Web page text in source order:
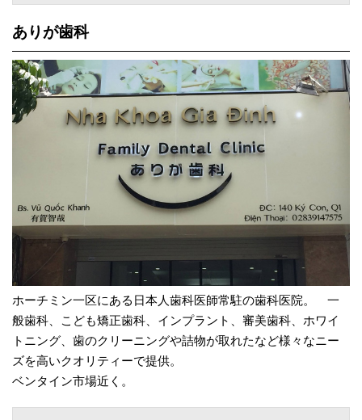
ありが歯科
ホーチミン一区にある日本人歯科医師常駐の歯科医院。 一
般歯科、こども矯正歯科、インプラント、審美歯科、ホワイ
トニング、歯のクリーニングや詰物が取れたなど様々なニー
ズを高いクオリティーで提供。
ベンタイン市場近く。